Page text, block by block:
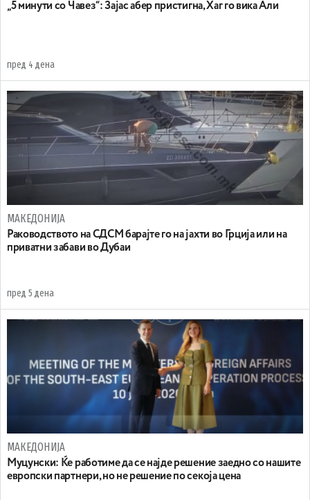
„5 минути со Чавез“: Зајас абер пристигна, Хаг го вика Али
пред 4 дена
МАКЕДОНИЈА
Раководството на СДСМ барајте го на јахти во Грција или на
приватни забави во Дубаи
пред 5 дена
МАКЕДОНИЈА
Муцунски: Ќе работиме да се најде решение заедно со нашите
европски партнери, но не решение по секоја цена